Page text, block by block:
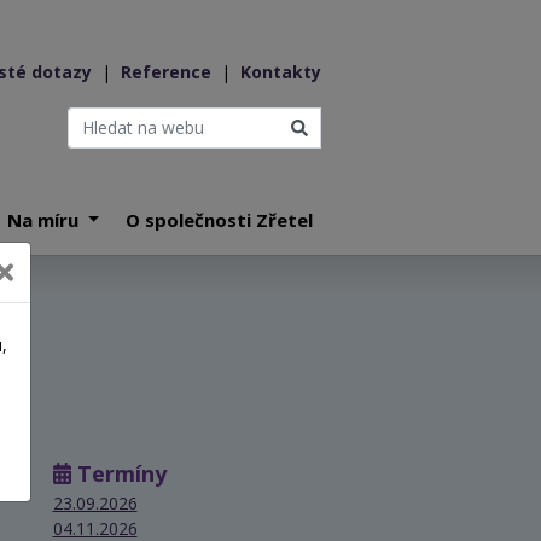
dotazy | Reference | Kontakty
Na míru O společnosti Zřetel
Termíny
23.09.2026
04.11.2026